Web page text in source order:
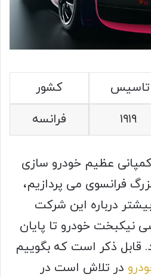
تاسیس
کشور
فرانسه
عظیم خودرو سازی
فرانسوی می پردازیم،
درباره این شرکت
نیکبخت خودرو تا پایان
قابل ذکر است که بگوییم
در تلاش است در